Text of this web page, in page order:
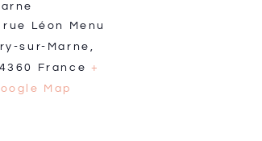
rue Léon Menu
sur-Marne ,
France +
Map